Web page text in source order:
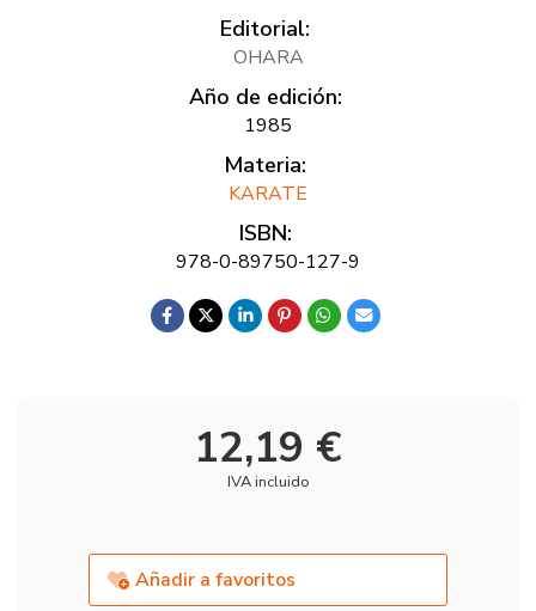
Editorial:
OHARA
Año de edición:
1985
Materia:
KARATE
ISBN:
978-0-89750-127-9
12,19 €
IVA incluido
Añadir a favoritos